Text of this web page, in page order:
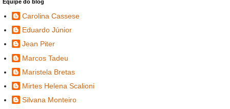
Equipe do blog
Carolina Cassese
Eduardo Júnior
Jean Piter
Marcos Tadeu
Maristela Bretas
Mirtes Helena Scalioni
Silvana Monteiro